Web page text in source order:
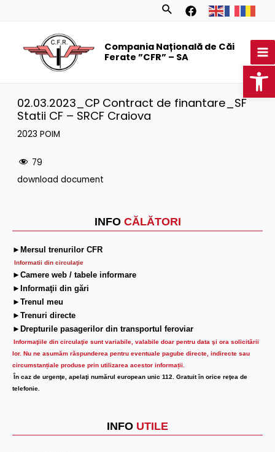
Search
Compania Națională de Căi
Ferate ”CFR” – SA
INFO CĂLĂTORI
►Mersul trenurilor CFR
Informatii din circulaţie
►Camere web / tabele informare
►Informaţii din gări
►Trenul meu
►Trenuri directe
►Drepturile pasagerilor din transportul feroviar
Informaţiile din circulaţie sunt variabile, valabile doar pentru data şi ora solicitării
lor. Nu ne asumăm răspunderea pentru eventuale pagube directe, indirecte sau
circumstanțiale produse prin utilizarea acestor informații.
În caz de urgenţe, apelaţi numărul european unic 112. Gratuit în orice reţea de
telefonie.
INFO UTILE
02.03.2023_CP Contract de finantare_SF
Statii CF – SRCF Craiova
2023 POIM
79
download document